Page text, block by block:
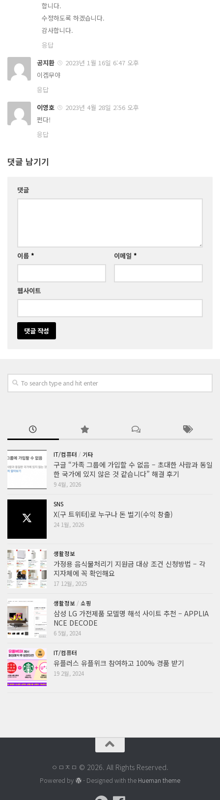
합니다.
수정하도록 하겠습니다.
감사합니다.
응답
공지환
2023년 1월 16일 6:47 오후
이겜무야
응답
이영호
2023년 4월 28일 2:56 오후
쩐다!
응답
댓글 남기기
댓글
이름 * 이메일 *
웹사이트
IT/컴퓨터 / 기타
구글 “가족 그룹에 가입할 수 없음 – 초대한 사람과 동일
한 국가에 있지 않은 것 같습니다” 해결 후기
9 4월, 2026
SNS
X(구 트위터)로 누구나 돈 벌기(수익 창출)
24 1월, 2026
생활정보
가정용 음식물처리기 지원금 대상 조건 신청방법 – 각
지자체에 꼭 확인해요
17 12월, 2025
생활정보 / 쇼핑
삼성 LG 가전제품 모델명 해석 사이트 추천 – APPLIA
NCE DECODE
6 5월, 2024
IT/컴퓨터
유플러스 유플위크 참여하고 100% 경품 받기
19 2월, 2024
ㅇㅁㅈㅁ © 2026. All Rights Reserved.
Powered by - Designed with the Hueman theme